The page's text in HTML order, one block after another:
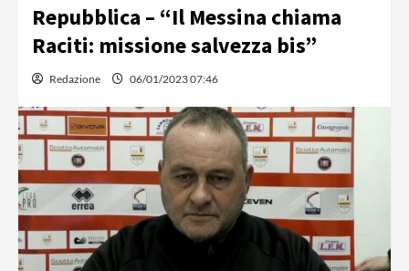
Repubblica – “Il Messina chiama
Raciti: missione salvezza bis”
Redazione 06/01/2023 07:46